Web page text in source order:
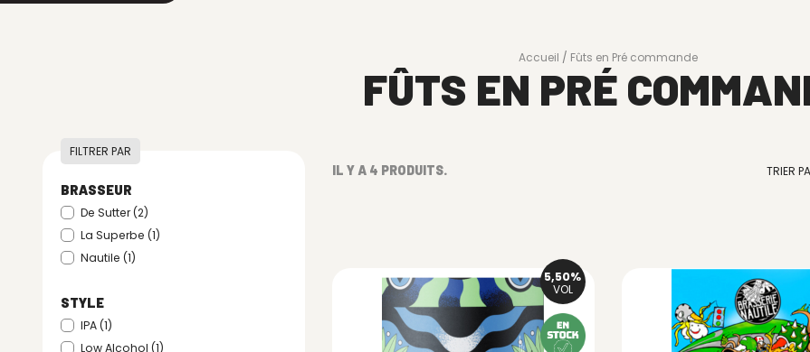
Accueil Fûts en Pré commande
FÛTS EN PRÉ
FILTRER PAR
BRASSEUR
De Sutter(2)
La Superbe (1)
Nautile (1)
STYLE
IPA(1)
Low Alcohol (1)
IL Y A 4 PRODUITS. TRIER
5,50%
VOL